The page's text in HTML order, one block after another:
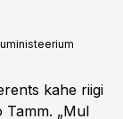
kahe riigi
Tamm. „Mul